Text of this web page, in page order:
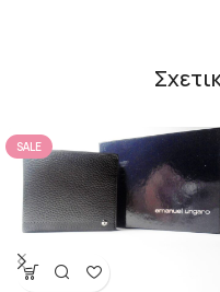
SALE